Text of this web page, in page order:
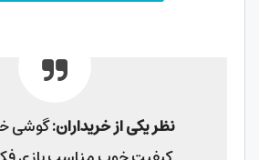
نظر یکی از خریداران:گوشی